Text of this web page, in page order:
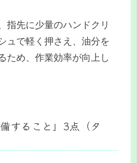
指先に少量のハンドクリ
ュで軽く押さえ、油分を
ため、作業効率が向上し
すること」3点（タ